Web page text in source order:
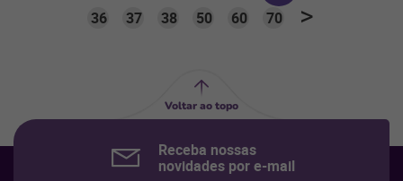
36
37 38 50 60 70
Voltar ao topo
Receba nossas
novidades por e-mail